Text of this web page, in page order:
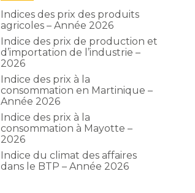
Indices des prix des produits
agricoles – Année 2026
Indice des prix de production et
d’importation de l’industrie –
2026
Indice des prix à la
consommation en Martinique –
Année 2026
Indice des prix à la
consommation à Mayotte –
2026
Indice du climat des affaires
dans le BTP – Année 2026